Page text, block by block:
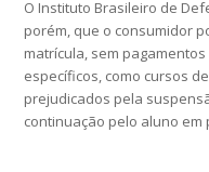
O Instituto Brasileiro de
porém, que o consumidor
matrícula, sem
específicos, como cursos
prejudicados pela
continuação pelo aluno em